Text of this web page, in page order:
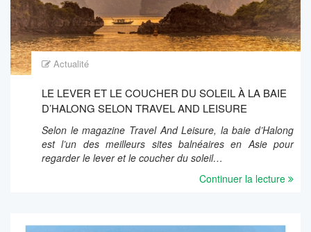
Actualité
LE LEVER ET LE COUCHER DU SOLEIL À LA BAIE
D’HALONG SELON TRAVEL AND LEISURE
Selon le magazine Travel And Leisure, la baie d’Halong
est l’un des meilleurs sites balnéaires en Asie pour
regarder le lever et le coucher du soleil…
Continuer la lecture